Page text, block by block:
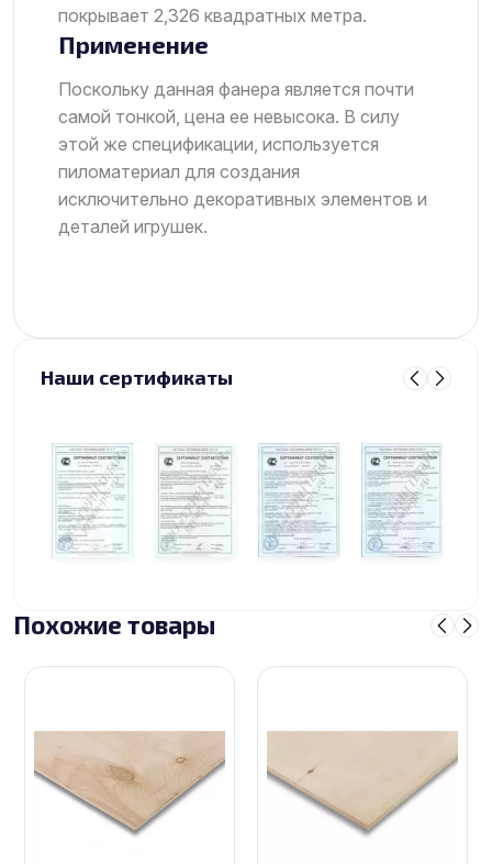
покрывает 2,326 квадратных метра.
Применение
Поскольку данная фанера является почти
самой тонкой, цена ее невысока. В силу
этой же спецификации, используется
пиломатериал для создания
исключительно декоративных элементов и
деталей игрушек.
Наши сертификаты
Похожие товары